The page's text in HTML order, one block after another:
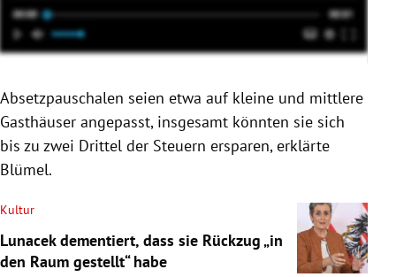
Absetzpauschalen seien etwa auf kleine und mittlere
Gasthäuser angepasst, insgesamt könnten sie sich
bis zu zwei Drittel der Steuern ersparen, erklärte
Blümel.
Kultur
Lunacek dementiert, dass sie Rückzug „in
den Raum gestellt“ habe